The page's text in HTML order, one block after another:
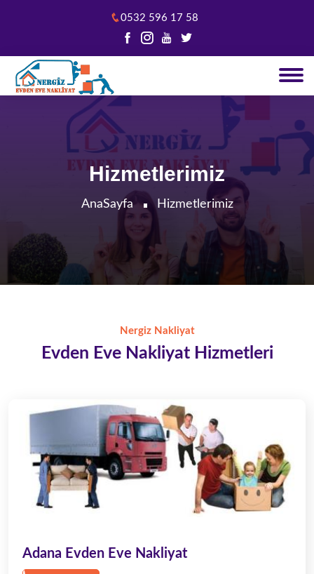
0532 596 17 58
Hizmetlerimiz
AnaSayfa Hizmetlerimiz
Nergiz Nakliyat
Evden Eve Nakliyat Hizmetleri
Adana Evden Eve Nakliyat